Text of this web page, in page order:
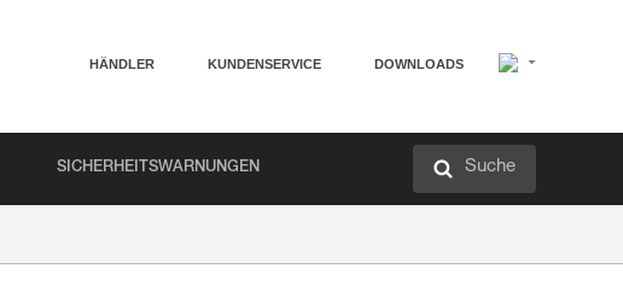
HÄNDLER KUNDENSERVICE DOWNLOADS
SICHERHEITSWARNUNGEN Suche